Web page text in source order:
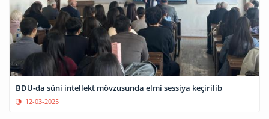
BDU-da süni intellekt mövzusunda elmi sessiya keçirilib
12-03-2025